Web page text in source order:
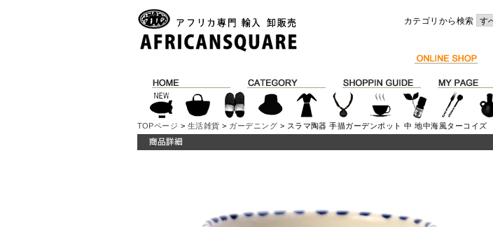
カテゴリから検索
TOPページ > 生活雑貨 > ガーデニング > スラマ陶器 手描ガーデンポット 中 地中海風ターコイズ